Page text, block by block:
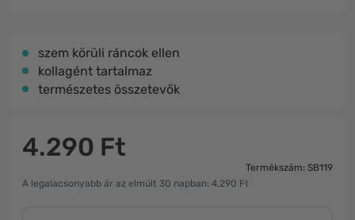
szem körüli ráncok ellen
kollagént tartalmaz
természetes összetevők
4.290 Ft
Termékszám: SB119
A legalacsonyabb ár az elmúlt 30 napban: 4.290 Ft